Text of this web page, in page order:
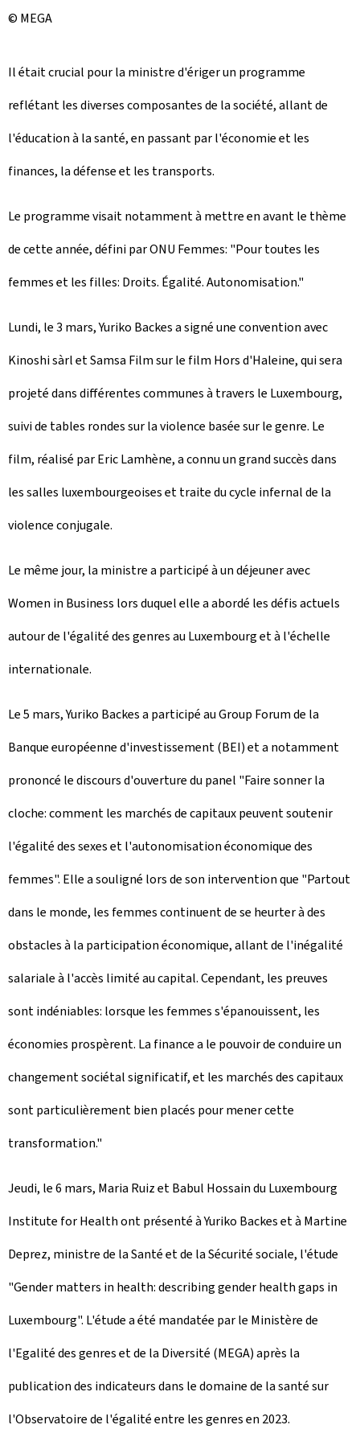
© MEGA
Il était crucial pour la ministre d'ériger un programme
reflétant les diverses composantes de la société, allant de
l'éducation à la santé, en passant par l'économie et les
finances, la défense et les transports.
Le programme visait notamment à mettre en avant le thème
de cette année, défini par ONU Femmes: "Pour toutes les
femmes et les filles: Droits. Égalité. Autonomisation."
Lundi, le 3 mars, Yuriko Backes a signé une convention avec
Kinoshi sàrl et Samsa Film sur le film Hors d'Haleine, qui sera
projeté dans différentes communes à travers le Luxembourg,
suivi de tables rondes sur la violence basée sur le genre. Le
film, réalisé par Eric Lamhène, a connu un grand succès dans
les salles luxembourgeoises et traite du cycle infernal de la
violence conjugale.
Le même jour, la ministre a participé à un déjeuner avec
Women in Business lors duquel elle a abordé les défis actuels
autour de l'égalité des genres au Luxembourg et à l'échelle
internationale.
Le 5 mars, Yuriko Backes a participé auGroup Forumde la
Banque européenne d'investissement (BEI) et a notamment
prononcé le discours d'ouverture du panel "Faire sonner la
cloche: comment les marchés de capitaux peuvent soutenir
l'égalité des sexes et l'autonomisation économique des
femmes". Elle a souligné lors de son intervention que "Partout
dans le monde, les femmes continuent de se heurter à des
obstacles à la participation économique, allant de l'inégalité
salariale à l'accès limité au capital. Cependant, les preuves
sont indéniables: lorsque les femmes s'épanouissent, les
économies prospèrent. La finance a le pouvoir de conduire un
changement sociétal significatif, et les marchés des capitaux
sont particulièrement bien placés pour mener cette
transformation."
Jeudi, le 6 mars, Maria Ruiz et Babul Hossain du Luxembourg
Institute for Healthont présenté à Yuriko Backes et à Martine
Deprez, ministre de la Santé et de la Sécurité sociale, l'étude
"Gender matters in health: describing gender health gaps in
Luxembourg". L'étude a été mandatée par le Ministère de
l'Egalité des genres et de la Diversité (MEGA) après la
publication des indicateurs dans le domaine de la santé sur
l'Observatoire de l'égalité entre les genres en 2023.